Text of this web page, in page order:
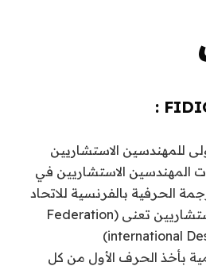
للمهندسين الاستشاريين
المهندسين الاستشاريين في
الحرفية بالفرنسية للاتحاد
الدولى للمهندسين الاستشاريين تعنى (Federation
international
بأخذ الحرف الأول من كل